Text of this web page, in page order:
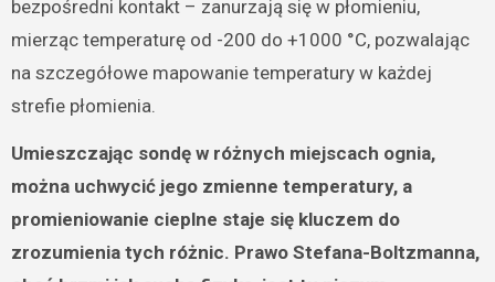
bezpośredni kontakt – zanurzają się w płomieniu,
mierząc temperaturę od -200 do +1000 °C, pozwalając
na szczegółowe mapowanie temperatury w każdej
strefie płomienia.
Umieszczając sondę w różnych miejscach ognia,
można uchwycić jego zmienne temperatury, a
promieniowanie cieplne staje się kluczem do
zrozumienia tych różnic. Prawo Stefana-Boltzmanna,